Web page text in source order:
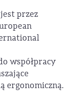
przez
współpracy
ergonomiczną.